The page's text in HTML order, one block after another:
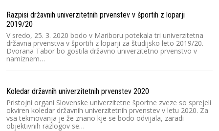
Razpisi državnih univerzitetnih prvenstev v športih z loparji
2019/20
V sredo, 25. 3. 2020 bodo v Mariboru potekala tri univerzitetna
državna prvenstva v športih z loparji za študijsko leto 2019/20.
Dvorana Tabor bo gostila državno univerzitetno prvenstvo v
namiznem…
Koledar državnih univerzitetnih prvenstev 2020
Pristojni organi Slovenske univerzitetne športne zveze so sprejeli
okviren koledar državnih univerzitetnih prvenstev v letu 2020. Za
vsa tekmovanja je že znano kje se bodo odvijala, zaradi
objektivnih razlogov se…